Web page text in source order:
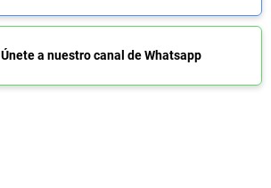
Únete a nuestro canal de Whatsapp